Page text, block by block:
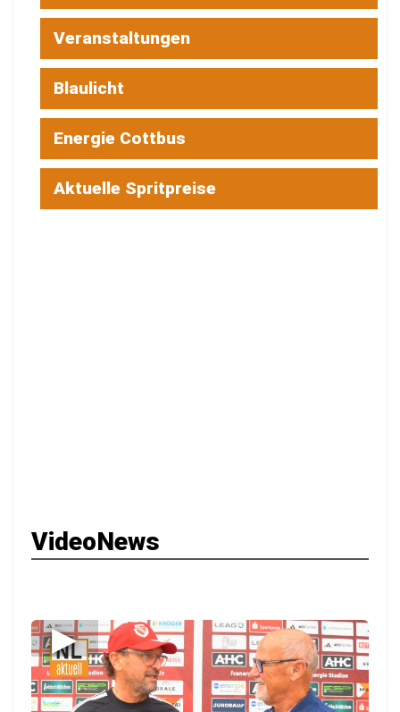
Veranstaltungen
Blaulicht
Energie Cottbus
Aktuelle Spritpreise
VideoNews
▶